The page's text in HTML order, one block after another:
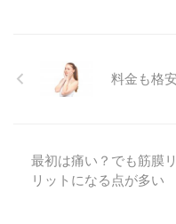
料金も格
最初は痛い？でも筋膜
リットになる点が多い